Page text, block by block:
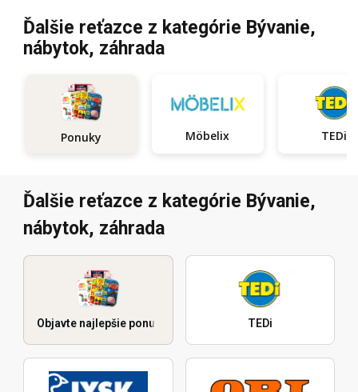
Ďalšie reťazce z kategórie Bývanie,
nábytok, záhrada
Ponuky Möbelix TEDi
Ďalšie reťazce z kategórie Bývanie,
nábytok, záhrada
Objavte najlepšie ponuky TEDi